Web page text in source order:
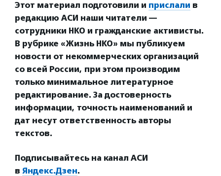
Этот материал подготовили и прислали в
редакцию АСИ наши читатели —
сотрудники НКО и гражданские активисты.
В рубрике «Жизнь НКО» мы публикуем
новости от некоммерческих организаций
со всей России, при этом производим
только минимальное литературное
редактирование. За достоверность
информации, точность наименований и
дат несут ответственность авторы
текстов.
Подписывайтесь на канал АСИ
в Яндекс.Дзен.